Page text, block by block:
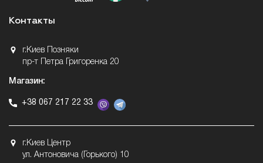
Контакты
г.Киев Позняки
пр-т Петра Григоренка 20
Магазин:
+38 067 217 22 33
г.Киев Центр
ул. Антоновича (Горького) 10